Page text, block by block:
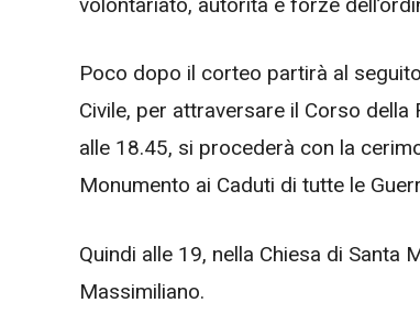
Poco dopo il corteo partirà al
Civile, per attraversare il Corso
alle 18.45, si procederà con la
Monumento ai Caduti di tutte le
Quindi alle 19, nella Chiesa di
Massimiliano.